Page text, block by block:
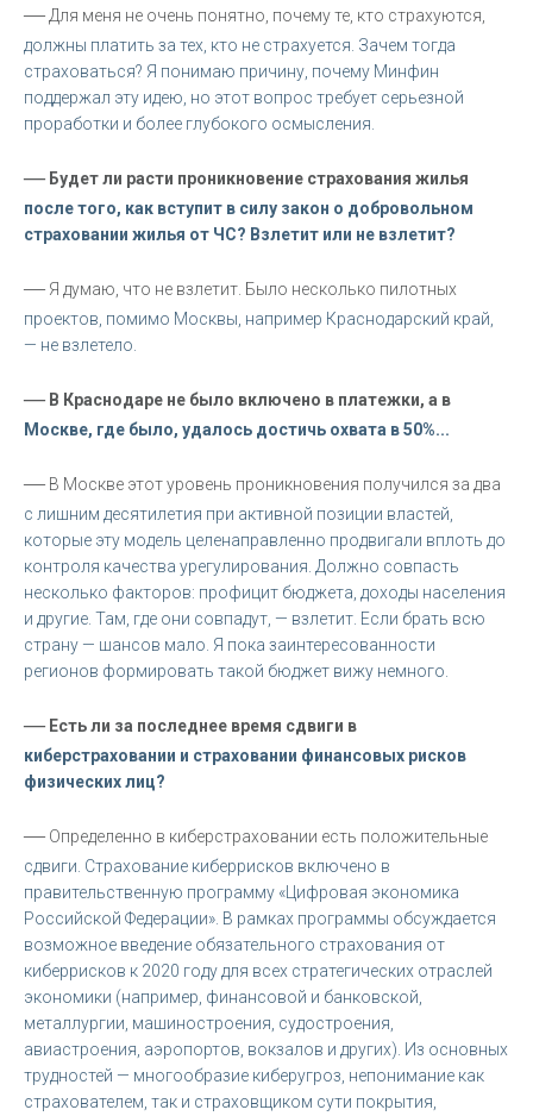
— Для меня не очень понятно, почему те, кто страхуются,
должны платить за тех, кто не страхуется. Зачем тогда
страховаться? Я понимаю причину, почему Минфин
поддержал эту идею, но этот вопрос требует серьезной
проработки и более глубокого осмысления.
— Будет ли расти проникновение страхования жилья
после того, как вступит в силу закон о добровольном
страховании жилья от ЧС? Взлетит или не взлетит?
— Я думаю, что не взлетит. Было несколько пилотных
проектов, помимо Москвы, например Краснодарский край,
— не взлетело.
— В Краснодаре не было включено в платежки, а в
Москве, где было, удалось достичь охвата в 50%...
— В Москве этот уровень проникновения получился за два
с лишним десятилетия при активной позиции властей,
которые эту модель целенаправленно продвигали вплоть до
контроля качества урегулирования. Должно совпасть
несколько факторов: профицит бюджета, доходы населения
и другие. Там, где они совпадут, — взлетит. Если брать всю
страну — шансов мало. Я пока заинтересованности
регионов формировать такой бюджет вижу немного.
— Есть ли за последнее время сдвиги в
киберстраховании и страховании финансовых рисков
физических лиц?
— Определенно в киберстраховании есть положительные
сдвиги. Страхование киберрисков включено в
правительственную программу «Цифровая экономика
Российской Федерации». В рамках программы обсуждается
возможное введение обязательного страхования от
киберрисков к 2020 году для всех стратегических отраслей
экономики (например, финансовой и банковской,
металлургии, машиностроения, судостроения,
авиастроения, аэропортов, вокзалов и других). Из основных
трудностей — многообразие киберугроз, непонимание как
страхователем, так и страховщиком сути покрытия,